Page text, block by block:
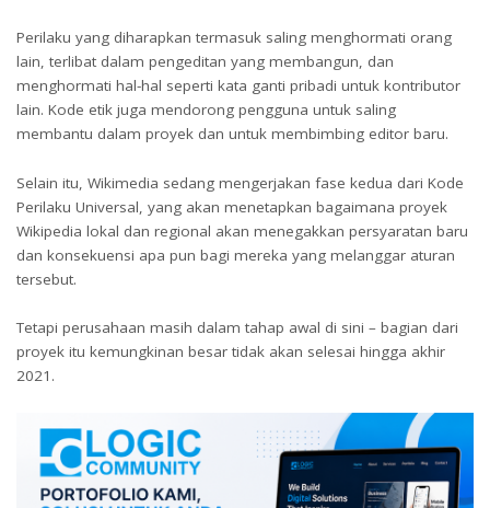
Perilaku yang diharapkan termasuk saling menghormati orang
lain, terlibat dalam pengeditan yang membangun, dan
menghormati hal-hal seperti kata ganti pribadi untuk kontributor
lain. Kode etik juga mendorong pengguna untuk saling
membantu dalam proyek dan untuk membimbing editor baru.
Selain itu, Wikimedia sedang mengerjakan fase kedua dari Kode
Perilaku Universal, yang akan menetapkan bagaimana proyek
Wikipedia lokal dan regional akan menegakkan persyaratan baru
dan konsekuensi apa pun bagi mereka yang melanggar aturan
tersebut.
Tetapi perusahaan masih dalam tahap awal di sini – bagian dari
proyek itu kemungkinan besar tidak akan selesai hingga akhir
2021.